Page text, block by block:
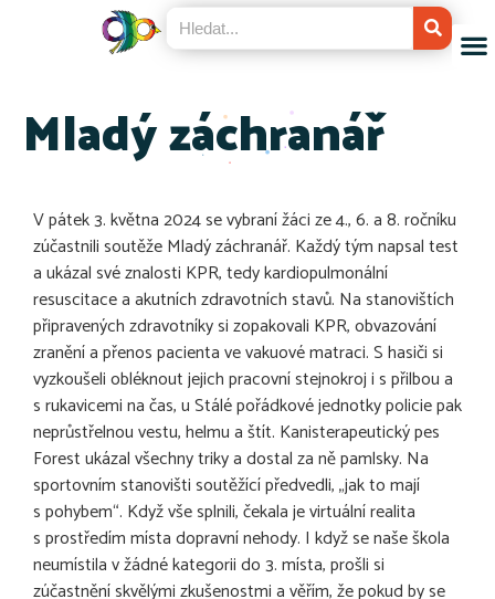
Mladý záchranář
V pátek 3. května 2024 se vybraní žáci ze 4., 6. a 8. ročníku
zúčastnili soutěže Mladý záchranář. Každý tým napsal test
a ukázal své znalosti KPR, tedy kardiopulmonální
resuscitace a akutních zdravotních stavů. Na stanovištích
připravených zdravotníky si zopakovali KPR, obvazování
zranění a přenos pacienta ve vakuové matraci. S hasiči si
vyzkoušeli obléknout jejich pracovní stejnokroj i s přilbou a
s rukavicemi na čas, u Stálé pořádkové jednotky policie pak
neprůstřelnou vestu, helmu a štít. Kanisterapeutický pes
Forest ukázal všechny triky a dostal za ně pamlsky. Na
sportovním stanovišti soutěžící předvedli, „jak to mají
s pohybem“. Když vše splnili, čekala je virtuální realita
s prostředím místa dopravní nehody. I když se naše škola
neumístila v žádné kategorii do 3. místa, prošli si
zúčastnění skvělými zkušenostmi a věřím, že pokud by se